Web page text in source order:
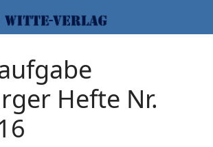
Hefte Nr.